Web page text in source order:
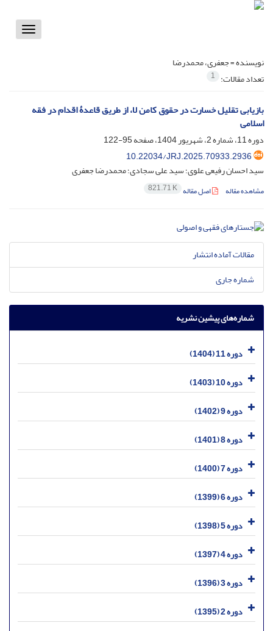
Toggle
نویسنده =جعفری، محمدرضا
تعداد مقالات: 1
بازیابی تقلیل خسارت در حقوق کامن لا، از طریق قاعدۀ اقدام در فقه
اسلامی
دوره 11، شماره 2، شهریور 1404، صفحه
95-122
10.22034/JRJ.2025.70933.2936
سید احسان رفیعی علوی؛ سید علی سجادی؛ محمدرضا جعفری
مشاهده مقاله اصل مقاله 821.71 K
مقالات آماده انتشار
شماره جاری
شماره‌های پیشین نشریه
دوره 11 (1404)
دوره 10 (1403)
دوره 9 (1402)
دوره 8 (1401)
دوره 7 (1400)
دوره 6 (1399)
دوره 5 (1398)
دوره 4 (1397)
دوره 3 (1396)
دوره 2 (1395)